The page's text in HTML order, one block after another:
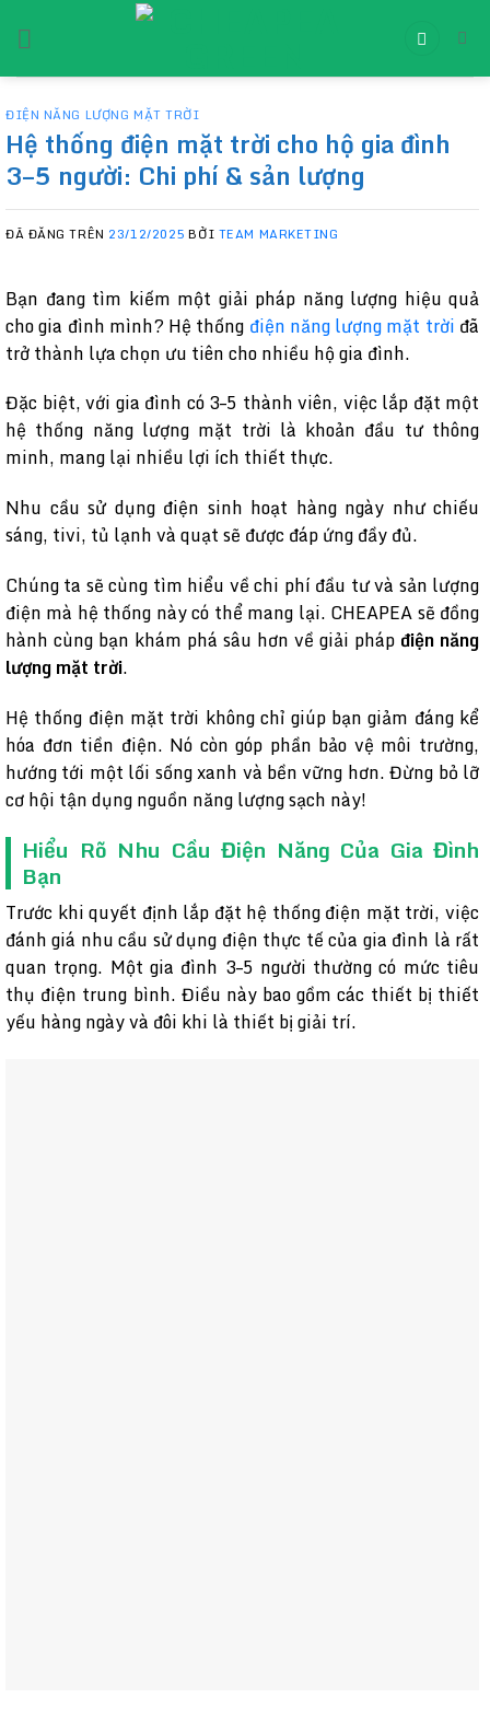
đến
ĐIỆN NĂNG LƯỢNG MẶT TRỜI
Hệ thống điện mặt trời cho hộ gia đình
3–5 người: Chi phí & sản lượng
ĐÃ ĐĂNG TRÊN 23/12/2025 BỞI TEAM MARKETING
Bạn đang tìm kiếm một giải pháp năng lượng hiệu quả
cho gia đình mình? Hệ thống điện năng lượng mặt trời đã
trở thành lựa chọn ưu tiên cho nhiều hộ gia đình.
Đặc biệt, với gia đình có 3–5 thành viên, việc lắp đặt một
hệ thống năng lượng mặt trời là khoản đầu tư thông
minh, mang lại nhiều lợi ích thiết thực.
Nhu cầu sử dụng điện sinh hoạt hàng ngày như chiếu
sáng, tivi, tủ lạnh và quạt sẽ được đáp ứng đầy đủ.
Chúng ta sẽ cùng tìm hiểu về chi phí đầu tư và sản lượng
điện mà hệ thống này có thể mang lại. CHEAPEA sẽ đồng
hành cùng bạn khám phá sâu hơn về giải pháp điện năng
lượng mặt trời.
Hệ thống điện mặt trời không chỉ giúp bạn giảm đáng kể
hóa đơn tiền điện. Nó còn góp phần bảo vệ môi trường,
hướng tới một lối sống xanh và bền vững hơn. Đừng bỏ lỡ
cơ hội tận dụng nguồn năng lượng sạch này!
Hiểu Rõ Nhu Cầu Điện Năng Của Gia Đình
Bạn
Trước khi quyết định lắp đặt hệ thống điện mặt trời, việc
đánh giá nhu cầu sử dụng điện thực tế của gia đình là rất
quan trọng. Một gia đình 3–5 người thường có mức tiêu
thụ điện trung bình. Điều này bao gồm các thiết bị thiết
yếu hàng ngày và đôi khi là thiết bị giải trí.